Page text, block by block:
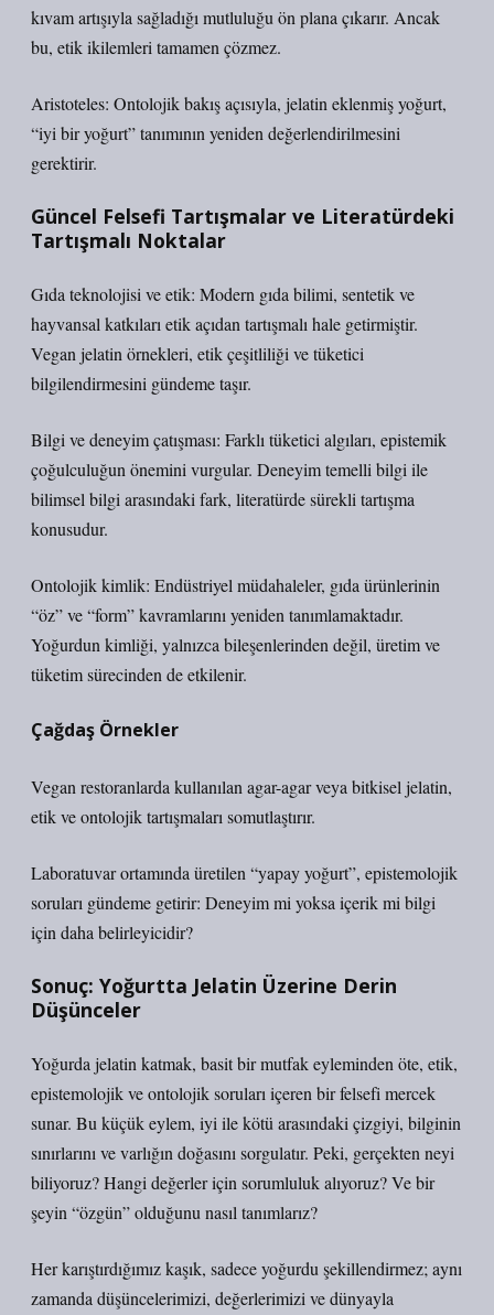
kıvam artışıyla sağladığı mutluluğu ön plana çıkarır. Ancak
bu, etik ikilemleri tamamen çözmez.
Aristoteles: Ontolojik bakış açısıyla, jelatin eklenmiş yoğurt,
“iyi bir yoğurt” tanımının yeniden değerlendirilmesini
gerektirir.
Güncel Felsefi Tartışmalar ve Literatürdeki
Tartışmalı Noktalar
Gıda teknolojisi ve etik: Modern gıda bilimi, sentetik ve
hayvansal katkıları etik açıdan tartışmalı hale getirmiştir.
Vegan jelatin örnekleri, etik çeşitliliği ve tüketici
bilgilendirmesini gündeme taşır.
Bilgi ve deneyim çatışması: Farklı tüketici algıları, epistemik
çoğulculuğun önemini vurgular. Deneyim temelli bilgi ile
bilimsel bilgi arasındaki fark, literatürde sürekli tartışma
konusudur.
Ontolojik kimlik: Endüstriyel müdahaleler, gıda ürünlerinin
“öz” ve “form” kavramlarını yeniden tanımlamaktadır.
Yoğurdun kimliği, yalnızca bileşenlerinden değil, üretim ve
tüketim sürecinden de etkilenir.
Çağdaş Örnekler
Vegan restoranlarda kullanılan agar-agar veya bitkisel jelatin,
etik ve ontolojik tartışmaları somutlaştırır.
Laboratuvar ortamında üretilen “yapay yoğurt”, epistemolojik
soruları gündeme getirir: Deneyim mi yoksa içerik mi bilgi
için daha belirleyicidir?
Sonuç: Yoğurtta Jelatin Üzerine Derin
Düşünceler
Yoğurda jelatin katmak, basit bir mutfak eyleminden öte, etik,
epistemolojik ve ontolojik soruları içeren bir felsefi mercek
sunar. Bu küçük eylem, iyi ile kötü arasındaki çizgiyi, bilginin
sınırlarını ve varlığın doğasını sorgulatır. Peki, gerçekten neyi
biliyoruz? Hangi değerler için sorumluluk alıyoruz? Ve bir
şeyin “özgün” olduğunu nasıl tanımlarız?
Her karıştırdığımız kaşık, sadece yoğurdu şekillendirmez; aynı
zamanda düşüncelerimizi, değerlerimizi ve dünyayla